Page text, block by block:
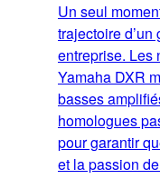
Un seul
trajectoire d’un
entreprise. Les
Yamaha DXR
basses
homologues
pour garantir
et la passion